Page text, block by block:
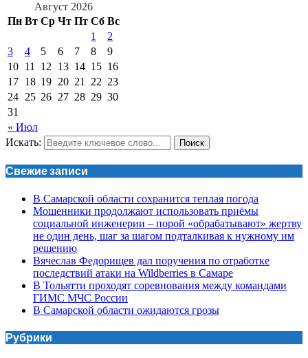
Август 2026
Пн Вт Ср Чт Пт Сб Вс
« Июл
1
2
3
4 5 6 7 8
9
10 11 12 13 14 15 16
17 18 19 20 21 22 23
24 25 26 27 28 29 30
31
Искать: Поиск
Свежие записи
В Самарской области сохранится теплая погода
Мошенники продолжают использовать приёмы
социальной инженерии – порой «обрабатывают» жертву
не один день, шаг за шагом подталкивая к нужному им
решению
Вячеслав Федорищев дал поручения по отработке
последствий атаки на Wildberries в Самаре
В Тольятти проходят соревнования между командами
ГИМС МЧС России
В Самарской области ожидаются грозы
Рубрики